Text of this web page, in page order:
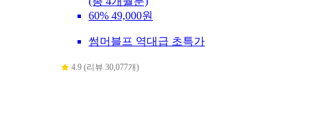
60% 49,000원
썸머블프 역대급 초특가
4.9 (리뷰 30,077개)